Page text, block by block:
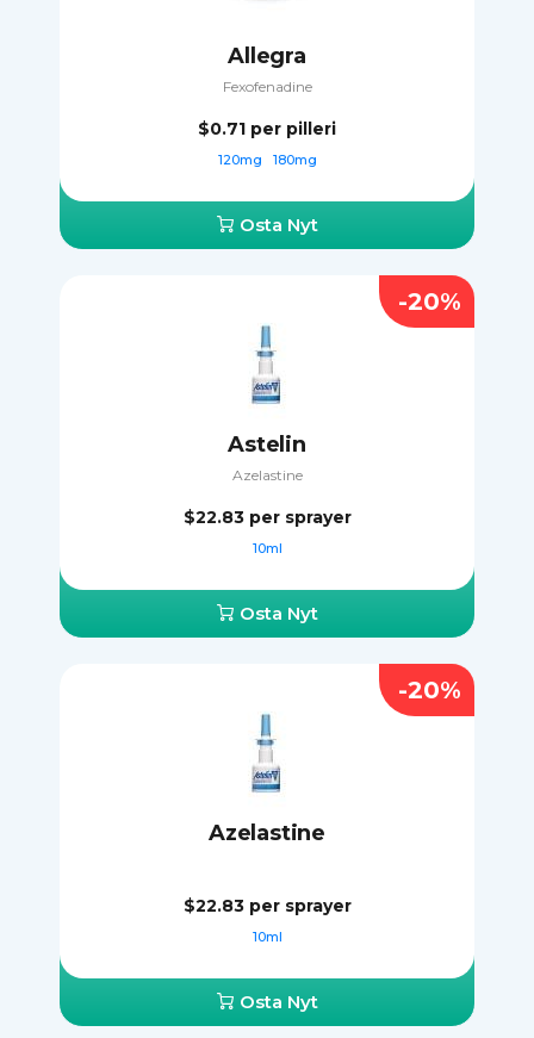
Allegra
Fexofenadine
$0.71 per pilleri
120mg 180mg
Osta Nyt
Astelin
Azelastine
$22.83 per sprayer
10ml
Osta Nyt
-20%
Azelastine
$22.83 per sprayer
10ml
Osta Nyt
-20%